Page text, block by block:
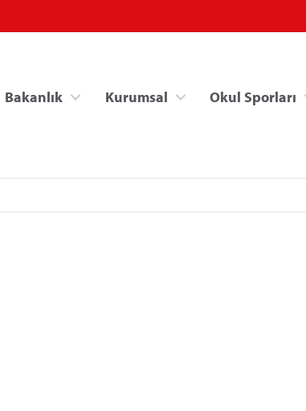
Bakanlık Kurumsal Okul Sporları